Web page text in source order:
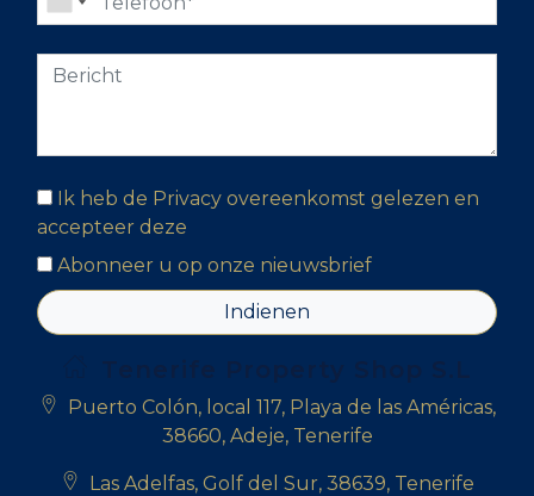
Ik heb de Privacy overeenkomst gelezen en
accepteer deze
Abonneer u op onze nieuwsbrief
Indienen
Puerto Colón, local 117, Playa de las Américas,
38660, Adeje, Tenerife
Las Adelfas, Golf del Sur, 38639, Tenerife